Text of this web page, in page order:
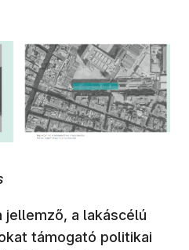
jellemző, a lakáscélú
támogató politikai